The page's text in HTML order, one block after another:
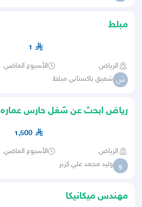
مبلط
1
الرياض الأسبوع الماضي
ش شفيق باكستاني مبلط
رياض ابحث عن شغل حارس عماره
1,500
الرياض الأسبوع الماضي
و وليد محمد علي كزبر
مهندس ميكانيكا